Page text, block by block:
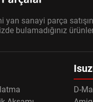
sanayi parça
bulamadığınız
D-